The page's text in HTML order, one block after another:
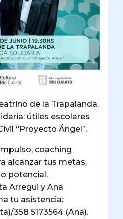
de la Trapalanda.
útiles escolares
“Proyecto Ángel”.
coaching
alcanzar tus metas,
potencial.
Arregui y Ana
tu asistencia:
358 5173564 (Ana).